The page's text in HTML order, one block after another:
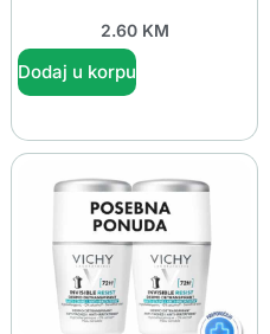
2.60 KM
Dodaj u korpu